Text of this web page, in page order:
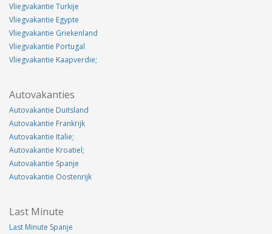
Vliegvakantie Turkije
Vliegvakantie Egypte
Vliegvakantie Griekenland
Vliegvakantie Portugal
Vliegvakantie Kaapverdie;
Autovakanties
Autovakantie Duitsland
Autovakantie Frankrijk
Autovakantie Italie;
Autovakantie Kroatiel;
Autovakantie Spanje
Autovakantie Oostenrijk
Last Minute
Last Minute Spanje